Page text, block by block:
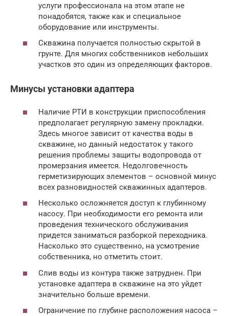
услуги профессионала на этом этапе не
понадобятся, также как и специальное
оборудование или инструменты.
Скважина получается полностью скрытой в
грунте. Для многих собственников небольших
участков это один из определяющих факторов.
Минусы установки адаптера
Наличие РТИ в конструкции приспособления
предполагает регулярную замену прокладки.
Здесь многое зависит от качества воды в
скважине, но данный недостаток у такого
решения проблемы защиты водопровода от
промерзания имеется. Недолговечность
герметизирующих элементов – основной минус
всех разновидностей скважинных адаптеров.
Несколько осложняется доступ к глубинному
насосу. При необходимости его ремонта или
проведения технического обслуживания
придется заниматься разборкой переходника.
Насколько это существенно, на усмотрение
собственника, но отметить стоит.
Слив воды из контура также затруднен. При
установке адаптера в скважине на это уйдет
значительно больше времени.
Ограничение по глубине расположения насоса –